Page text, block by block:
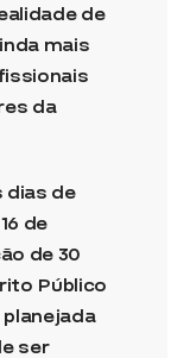
de
mais
da
dias de
de
de 30
Público
planejada
ser